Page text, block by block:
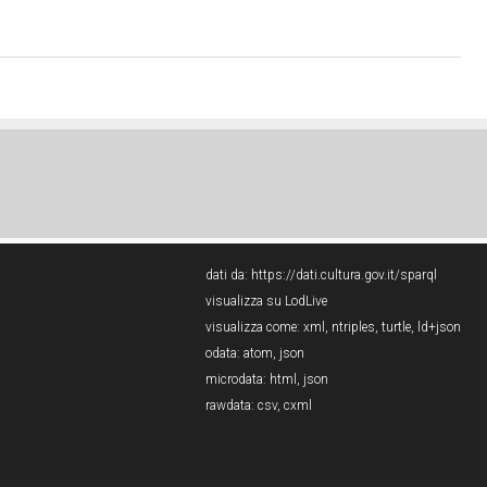
dati da: https://dati.cultura.gov.it/sparql
visualizza su LodLive
visualizza come: xml , ntriples, turtle, ld+json
odata: atom, json
microdata: html , json
rawdata: csv, cxml